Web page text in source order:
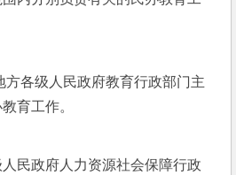
方各级人民政府教育行政部门主
育工作。
民政府人力资源社会保障行政